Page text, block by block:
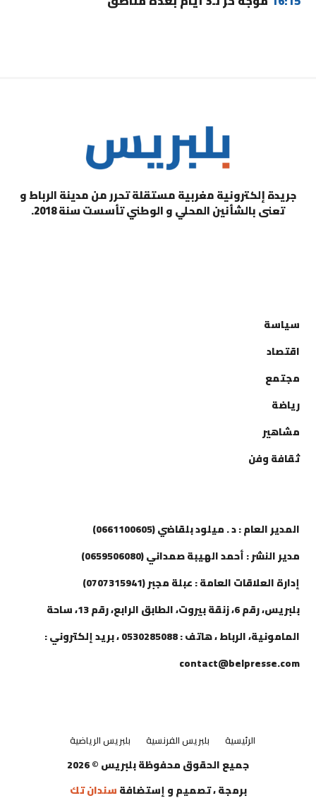
جريدة إلكترونية مغربية مستقلة تحرر من مدينة الرباط و
تعنى بالشأنين المحلي و الوطني تأسست سنة 2018.
سياسة
اقتصاد
مجتمع
رياضة
مشاهير
ثقافة وفن
المدير العام : د . ميلود بلقاضي (0661100605)
مدير النشر : أحمد الهيبة صمداني (0659506080)
إدارة العلاقات العامة : عبلة مجبر (0707315941)
بلبريس، رقم 6، زنقة بيروت، الطابق الرابع، رقم 13، ساحة
المامونية، الرباط ، هاتف : 0530285088 ، بريد إلكتروني :
contact@belpresse.com
الرئيسية بلبريس الفرنسية بلبريس الرياضية
جميع الحقوق محفوظة بلبريس © 2026
برمجة ، تصميم و إستضافةسندان تك